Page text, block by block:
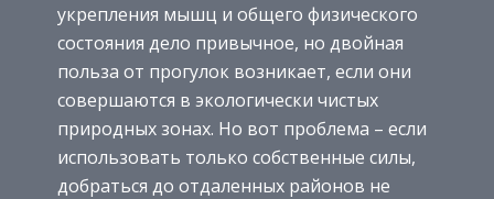
укрепления мышц и общего физического
состояния дело привычное, но двойная
польза от прогулок возникает, если они
совершаются в экологически чистых
природных зонах. Но вот проблема – если
использовать только собственные силы,
добраться до отдаленных районов не